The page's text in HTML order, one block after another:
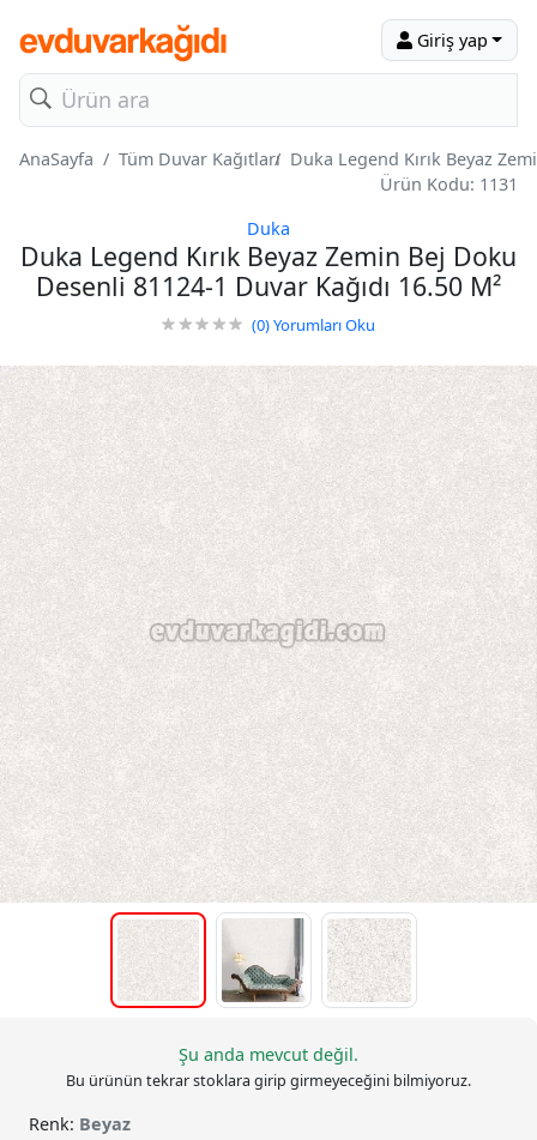
Giriş yap
AnaSayfa Tüm Duvar Kağıtları Duka Legend Kırık Beyaz
Ürün Kodu: 1131
Duka
Duka Legend Kırık Beyaz Zemin Bej Doku
Desenli 81124-1 Duvar Kağıdı 16.50 M²
(0)Yorumları Oku
Şu anda mevcut değil.
Bu ürünün tekrar stoklara girip girmeyeceğini bilmiyoruz.
Renk: Beyaz